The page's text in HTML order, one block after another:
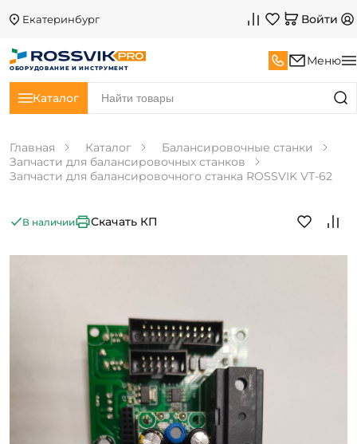
Екатеринбург Войти
ОБОРУДОВАНИЕ И ИНСТРУМЕНТ
Меню
Каталог
Главная Каталог
Балансировочные станки
Запчасти для балансировочных станков
Запчасти для балансировочного станка ROSSVIK VT-62
В наличии Скачать КП